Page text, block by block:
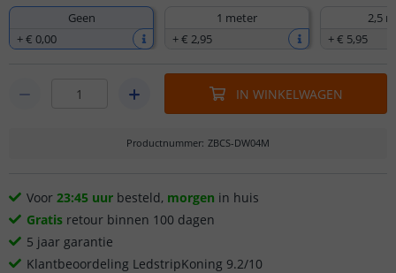
Geen
+€ 0,00
1 meter
+€ 2,95
2,5
+€ 5,95
IN WINKELWAGEN
Productnummer: ZBCS-DW04M
Voor 23:45 uur besteld, morgen in huis
Gratis retour binnen 100 dagen
5 jaar garantie
Klantbeoordeling LedstripKoning 9.2/10